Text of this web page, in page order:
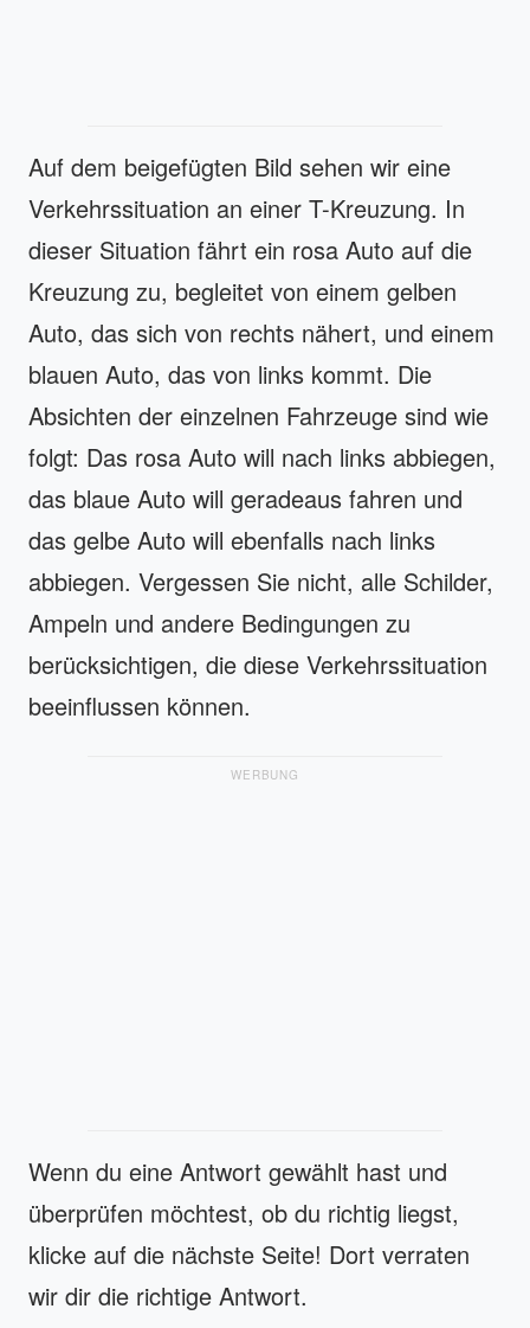
Auf dem beigefügten Bild sehen wir eine
Verkehrssituation an einer T-Kreuzung. In
dieser Situation fährt ein rosa Auto auf die
Kreuzung zu, begleitet von einem gelben
Auto, das sich von rechts nähert, und einem
blauen Auto, das von links kommt. Die
Absichten der einzelnen Fahrzeuge sind wie
folgt: Das rosa Auto will nach links abbiegen,
das blaue Auto will geradeaus fahren und
das gelbe Auto will ebenfalls nach links
abbiegen. Vergessen Sie nicht, alle Schilder,
Ampeln und andere Bedingungen zu
berücksichtigen, die diese Verkehrssituation
beeinflussen können.
WERBUNG
Wenn du eine Antwort gewählt hast und
überprüfen möchtest, ob du richtig liegst,
klicke auf die nächste Seite! Dort verraten
wir dir die richtige Antwort.